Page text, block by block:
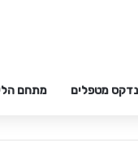
מטפלים מתחם